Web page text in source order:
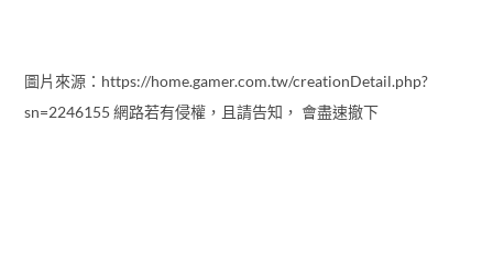
圖片來源：https://home.gamer.com.tw/creationDetail.php?
sn=2246155 網路若有侵權，且請告知， 會盡速撤下